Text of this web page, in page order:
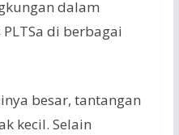
dalam
di berbagai
besar, tantangan
kecil. Selain